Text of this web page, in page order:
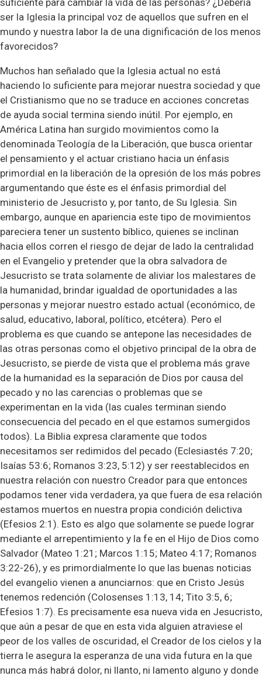
suficiente para cambiar la vida de las personas? ¿Debería
ser la Iglesia la principal voz de aquellos que sufren en el
mundo y nuestra labor la de una dignificación de los menos
favorecidos?
Muchos han señalado que la Iglesia actual no está
haciendo lo suficiente para mejorar nuestra sociedad y que
el Cristianismo que no se traduce en acciones concretas
de ayuda social termina siendo inútil. Por ejemplo, en
América Latina han surgido movimientos como la
denominada Teología de la Liberación, que busca orientar
el pensamiento y el actuar cristiano hacia un énfasis
primordial en la liberación de la opresión de los más pobres
argumentando que éste es el énfasis primordial del
ministerio de Jesucristo y, por tanto, de Su Iglesia. Sin
embargo, aunque en apariencia este tipo de movimientos
pareciera tener un sustento bíblico, quienes se inclinan
hacia ellos corren el riesgo de dejar de lado la centralidad
en el Evangelio y pretender que la obra salvadora de
Jesucristo se trata solamente de aliviar los malestares de
la humanidad, brindar igualdad de oportunidades a las
personas y mejorar nuestro estado actual (económico, de
salud, educativo, laboral, político, etcétera). Pero el
problema es que cuando se antepone las necesidades de
las otras personas como el objetivo principal de la obra de
Jesucristo, se pierde de vista que el problema más grave
de la humanidad es la separación de Dios por causa del
pecado y no las carencias o problemas que se
experimentan en la vida (las cuales terminan siendo
consecuencia del pecado en el que estamos sumergidos
todos). La Biblia expresa claramente que todos
necesitamos ser redimidos del pecado (Eclesiastés 7:20;
Isaías 53:6; Romanos 3:23, 5:12) y ser reestablecidos en
nuestra relación con nuestro Creador para que entonces
podamos tener vida verdadera, ya que fuera de esa relación
estamos muertos en nuestra propia condición delictiva
(Efesios 2:1). Esto es algo que solamente se puede lograr
mediante el arrepentimiento y la fe en el Hijo de Dios como
Salvador (Mateo 1:21; Marcos 1:15; Mateo 4:17; Romanos
3:22-26), y es primordialmente lo que las buenas noticias
del evangelio vienen a anunciarnos: que en Cristo Jesús
tenemos redención (Colosenses 1:13, 14; Tito 3:5, 6;
Efesios 1:7). Es precisamente esa nueva vida en Jesucristo,
que aún a pesar de que en esta vida alguien atraviese el
peor de los valles de oscuridad, el Creador de los cielos y la
tierra le asegura la esperanza de una vida futura en la que
nunca más habrá dolor, ni llanto, ni lamento alguno y donde